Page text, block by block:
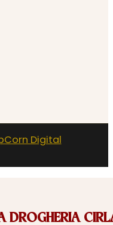
Digital
DROGHERIA